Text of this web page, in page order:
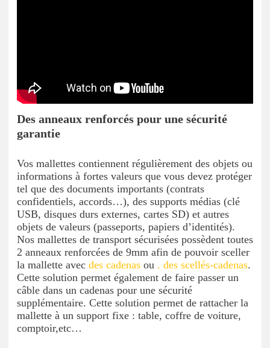
Des anneaux renforcés pour une sécurité
garantie
Vos mallettes contiennent régulièrement des objets ou
informations à fortes valeurs que vous devez protéger
tel que des documents importants (contrats
confidentiels, accords…), des supports médias (clé
USB, disques durs externes, cartes SD) et autres
objets de valeurs (passeports, papiers d’identités).
Nos mallettes de transport sécurisées possèdent toutes
2 anneaux renforcées de 9mm afin de pouvoir sceller
la mallette avec des cadenas ou . des scellés-cadenas.
Cette solution permet également de faire passer un
câble dans un cadenas pour une sécurité
supplémentaire. Cette solution permet de rattacher la
mallette à un support fixe : table, coffre de voiture,
comptoir,etc…